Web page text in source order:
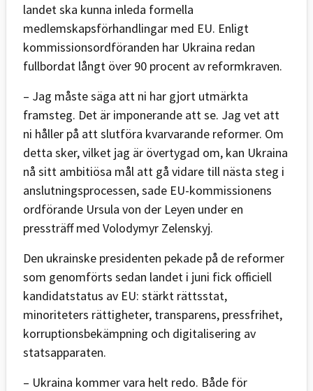
landet ska kunna inleda formella
medlemskapsförhandlingar med EU. Enligt
kommissionsordföranden har Ukraina redan
fullbordat långt över 90 procent av reformkraven.
– Jag måste säga att ni har gjort utmärkta
framsteg. Det är imponerande att se. Jag vet att
ni håller på att slutföra kvarvarande reformer. Om
detta sker, vilket jag är övertygad om, kan Ukraina
nå sitt ambitiösa mål att gå vidare till nästa steg i
anslutningsprocessen, sade EU-kommissionens
ordförande Ursula von der Leyen under en
pressträff med Volodymyr Zelenskyj.
Den ukrainske presidenten pekade på de reformer
som genomförts sedan landet i juni fick officiell
kandidatstatus av EU: stärkt rättsstat,
minoriteters rättigheter, transparens, pressfrihet,
korruptionsbekämpning och digitalisering av
statsapparaten.
– Ukraina kommer vara helt redo. Både för